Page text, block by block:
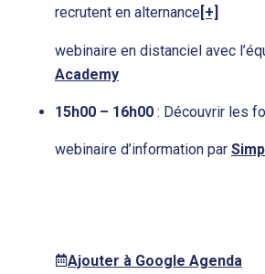
recrutent en alternance[+]
webinaire en distanciel avec
Academy
15h00 – 16h00 : Découvrir les
webinaire d’information par
Ajouter à Google Agenda